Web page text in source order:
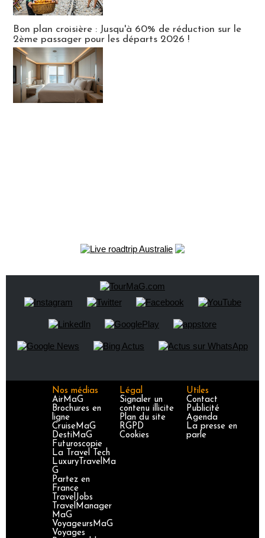
Bon plan croisière : Jusqu'à 60% de réduction sur le
2ème passager pour les départs 2026 !
Nos médias
AirMaG
Brochures en
ligne
CruiseMaG
DestiMaG
Futuroscopie
La Travel Tech
LuxuryTravelMa
G
Partez en
France
TravelJobs
TravelManager
MaG
VoyageursMaG
Voyages
Légal
Signaler un
contenu illicite
Plan du site
RGPD
Cookies
Utiles
Contact
Publicité
Agenda
La presse en
parle